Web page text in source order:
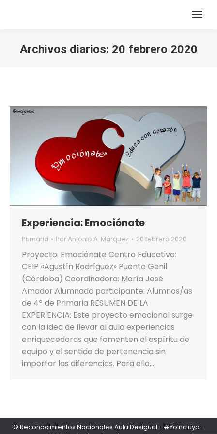
Archivos diarios: 20 febrero 2020
Experiencia: Emociónate
Primaria Por Antonio A. Márquez 20 febrero 2020
Proyecto: Emociónate Centro Educativo:
CEIP «Agustín Rodríguez» Puente Genil
(Córdoba) Coordinadora: María José
Amador Alumnado participante: Alumnos/as
de 4º de Primaria RESUMEN DE LA
EXPERIENCIA: Este proyecto emocional surge
con la idea de llevar al aula experiencias
enriquecedoras que fomenten el espíritu de
equipo y el sentido de pertenencia sin
importar las diferencias. Para ello,…
© Reconocimientos Nacionales Aula Desigual - #YoIncluyo -